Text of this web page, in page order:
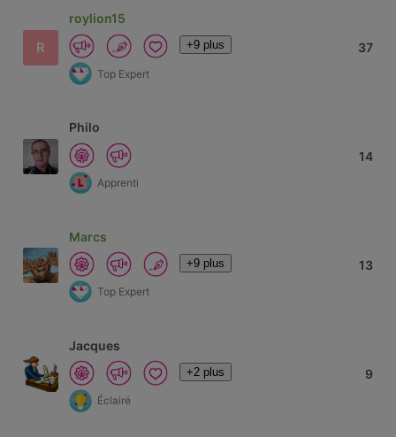
R
roylion15
+9 plus
Top Expert
37
Philo
Apprenti
14
Marcs
+9 plus
Top Expert
13
Jacques
+2 plus
Éclairé
9